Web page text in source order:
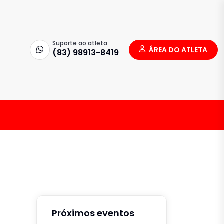
Suporte ao atleta
(83) 98913-8419 ÁREA DO ATLETA
Próximos eventos